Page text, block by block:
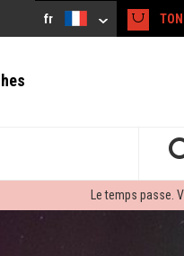
fr
Le temps passe.